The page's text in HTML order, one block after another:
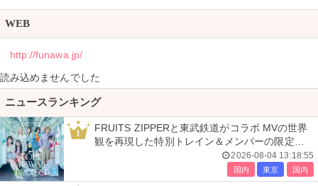
WEB
http://funawa.jp/
読み込めませんでした
ニュースランキング
1
FRUITS ZIPPERと東武鉄道がコラボ MVの世界
観を再現した特別トレイン＆メンバーの限定ア
2026-08-04 13:18:55
国内 東京 国内